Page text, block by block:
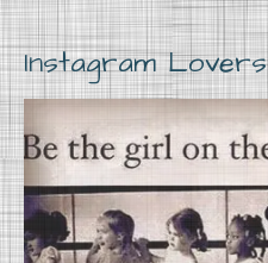
Instagram Lovers